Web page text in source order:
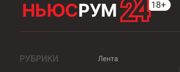
РУБРИКИ
Лента